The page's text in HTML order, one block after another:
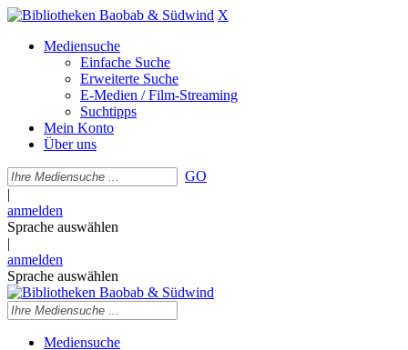
X
Mediensuche
Einfache Suche
Erweiterte Suche
E-Medien / Film-Streaming
Suchtipps
Mein Konto
Über uns
GO
|
anmelden
Sprache auswählen
|
anmelden
Sprache auswählen
Mediensuche